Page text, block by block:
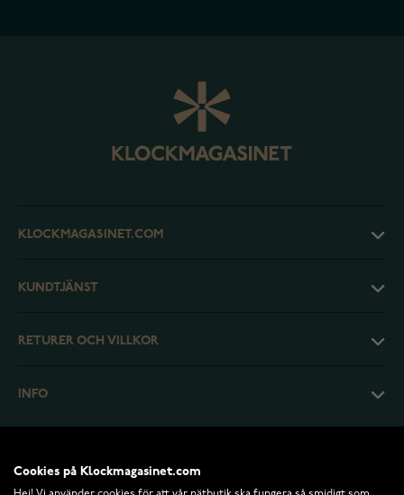
KLOCKMAGASINET.COM
KUNDTJÄNST
RETURER OCH VILLKOR
INFO
Cookies på Klockmagasinet.com